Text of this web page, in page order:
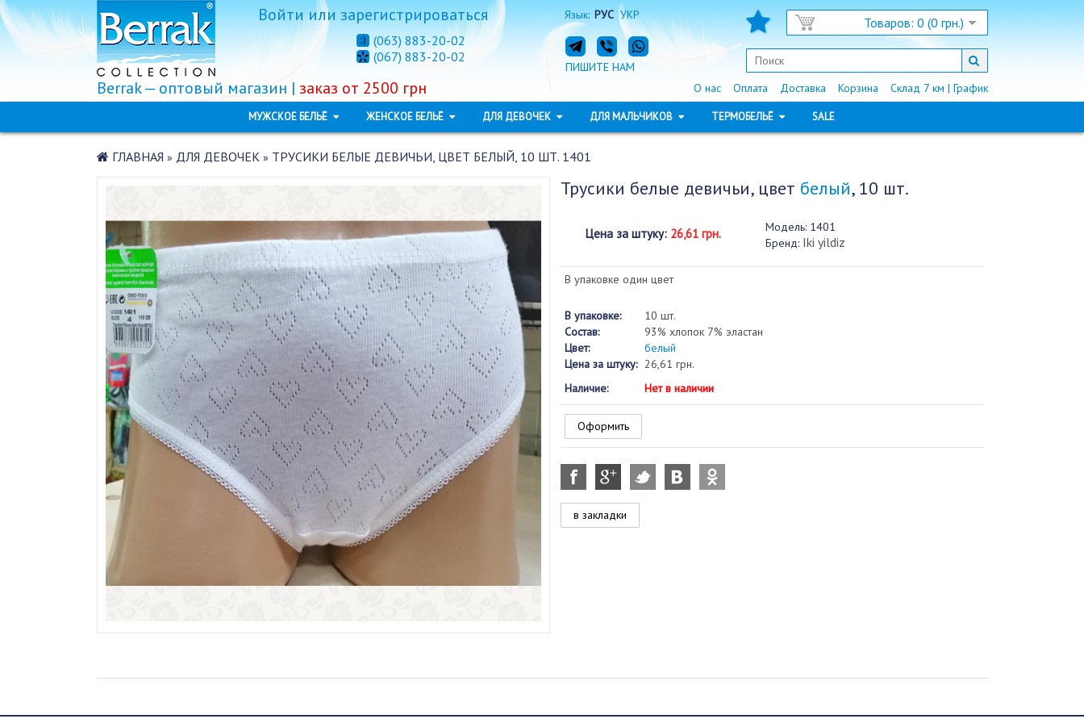
Язык: РУС УКР Товаров: 0 (0 грн.)
Войтиилизарегистрироваться
(063) 883-20-02
(067) 883-20-02
ПИШИТЕ НАМ
Склад 7 км | График
Корзина
Доставка
Оплата
О нас
Berrak — оптовый магазин | заказ от 2500 грн
МУЖСКОЕ БЕЛЬЁ ЖЕНСКОЕ БЕЛЬЁ ДЛЯ ДЕВОЧЕК ДЛЯ МАЛЬЧИКОВ ТЕРМОБЕЛЬЁ SALE
ГЛАВНАЯ » ДЛЯ ДЕВОЧЕК» ТРУСИКИ БЕЛЫЕ ДЕВИЧЬИ, ЦВЕТ БЕЛЫЙ, 10 ШТ. 1401
Трусики белые девичьи, цвет белый, 10 шт.
Цена за штуку: 26,61 грн. Модель:1401
Бренд: Iki yildiz
В упаковке один цвет
В упаковке:
10 шт.
Состав:
93% хлопок 7% эластан
Цвет:
белый
Цена за штуку: 26,61 грн.
Наличие:
Нет в наличии
Оформить
в закладки